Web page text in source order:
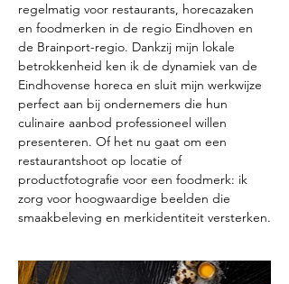
regelmatig voor restaurants, horecazaken
en foodmerken in de regio Eindhoven en
de Brainport-regio. Dankzij mijn lokale
betrokkenheid ken ik de dynamiek van de
Eindhovense horeca en sluit mijn werkwijze
perfect aan bij ondernemers die hun
culinaire aanbod professioneel willen
presenteren. Of het nu gaat om een
restaurantshoot op locatie of
productfotografie voor een foodmerk: ik
zorg voor hoogwaardige beelden die
smaakbeleving en merkidentiteit versterken.